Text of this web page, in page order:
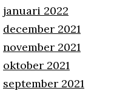
januari 2022
december 2021
november 2021
oktober 2021
september 2021